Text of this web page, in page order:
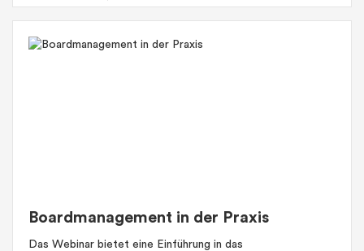
Boardmanagement in der Praxis
Das Webinar bietet eine Einführung in das